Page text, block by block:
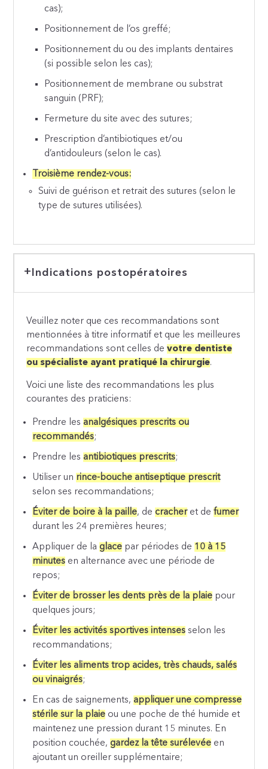
cas);
Positionnement de l’os greffé;
Positionnement du ou des implants dentaires
(si possible selon les cas);
Positionnement de membrane ou substrat
sanguin (PRF);
Fermeture du site avec des sutures;
Prescription d’antibiotiques et/ou
d’antidouleurs (selon le cas).
Troisième rendez-vous:
Suivi de guérison et retrait des sutures (selon le
type de sutures utilisées).
Indications postopératoires
Veuillez noter que ces recommandations sont
mentionnées à titre informatif et que les meilleures
recommandations sont celles devotre dentiste
ou spécialiste ayant pratiqué la chirurgie.
Voici une liste des recommandations les plus
courantes des praticiens:
Prendre les analgésiques prescrits ou
recommandés;
Prendre les antibiotiques prescrits;
Utiliser un rince-bouche antiseptique prescrit
selon ses recommandations;
Éviter de boire à la paille, de cracheret defumer
durant les 24 premières heures;
Appliquer de la glace par périodes de 10 à 15
minutes en alternance avec une période de
repos;
Éviter de brosser les dents près de la plaie pour
quelques jours;
Éviter les activités sportives intenses selon les
recommandations;
Éviter les aliments trop acides, très chauds, salés
ou vinaigrés;
En cas de saignements, appliquer une compresse
stérile sur la plaie ou une poche de thé humide et
maintenez une pression durant 15 minutes. En
position couchée, gardez la tête surélevée en
ajoutant un oreiller supplémentaire;